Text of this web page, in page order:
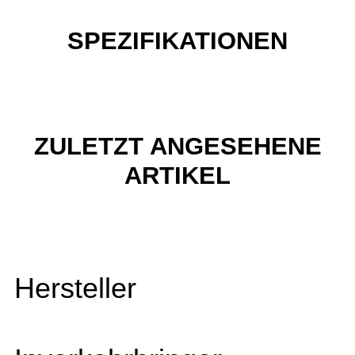
SPEZIFIKATIONEN
ZULETZT ANGESEHENE
ARTIKEL
Hersteller